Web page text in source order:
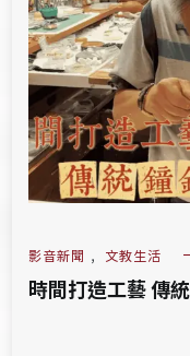
影音新聞 , 文教生活
時間打造工藝 傳